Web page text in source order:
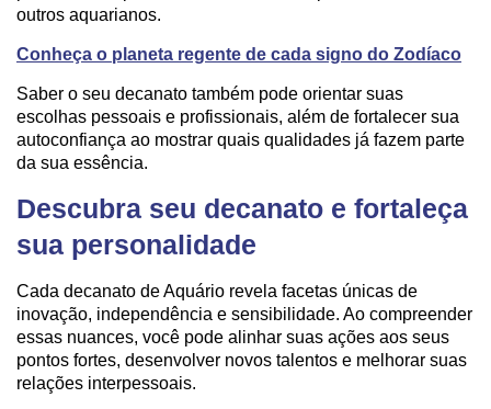
outros aquarianos.
Conheça o planeta regente de cada signo do Zodíaco
Saber o seu decanato também pode orientar suas
escolhas pessoais e profissionais, além de fortalecer sua
autoconfiança ao mostrar quais qualidades já fazem parte
da sua essência.
Descubra seu decanato e fortaleça
sua personalidade
Cada decanato de Aquário revela facetas únicas de
inovação, independência e sensibilidade. Ao compreender
essas nuances, você pode alinhar suas ações aos seus
pontos fortes, desenvolver novos talentos e melhorar suas
relações interpessoais.